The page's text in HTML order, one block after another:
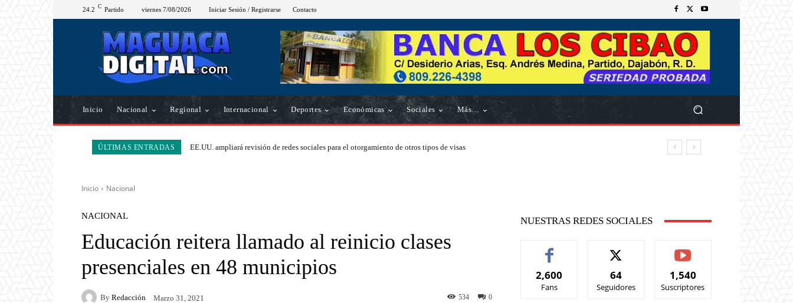
24.2 C Partido viernes 7/08/2026 Iniciar Sesión / Registrarse Contacto
Inicio Nacional Regional Internacional Deportes Económicas Sociales Más…
ÚLTIMAS ENTRADAS EE.UU. ampliará revisión de redes sociales para el otorgamiento de otros tipos de visas
Inicio Nacional
NACIONAL
Educación reitera llamado al reinicio clases
presenciales en 48 municipios
By Redacción Marzo 31, 2021 0
534
NUESTRAS REDES SOCIALES
2,600
Fans
64
Seguidores
1,540
Suscriptores